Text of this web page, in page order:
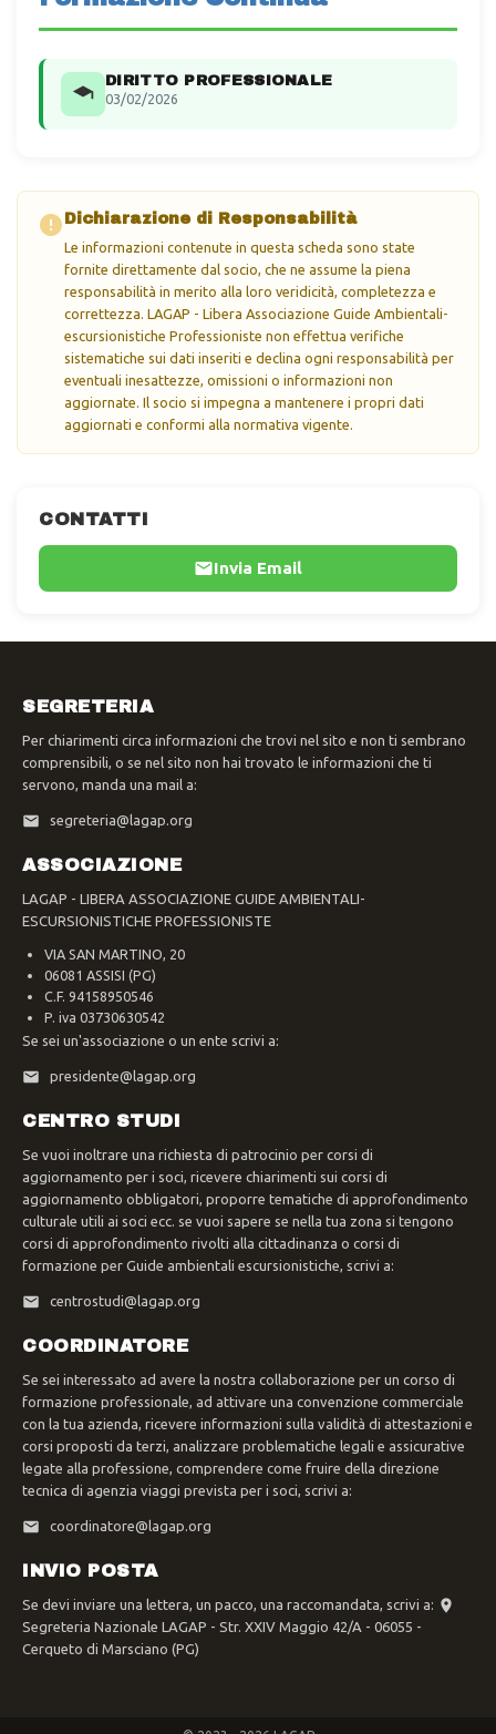
CONTATTI
Invia Email
DIRITTO PROFESSIONALE
03/02/2026
Dichiarazione di Responsabilità
Le informazioni contenute in questa scheda sono state
fornite direttamente dal socio, che ne assume la piena
responsabilità in merito alla loro veridicità, completezza e
correttezza. LAGAP - Libera Associazione Guide Ambientali-
escursionistiche Professioniste non effettua verifiche
sistematiche sui dati inseriti e declina ogni responsabilità per
eventuali inesattezze, omissioni o informazioni non
aggiornate. Il socio si impegna a mantenere i propri dati
aggiornati e conformi alla normativa vigente.
SEGRETERIA
Per chiarimenti circa informazioni che trovi nel sito e non ti sembrano
comprensibili, o se nel sito non hai trovato le informazioni che ti
servono, manda una mail a:
segreteria@lagap.org
ASSOCIAZIONE
LAGAP - LIBERA ASSOCIAZIONE GUIDE AMBIENTALI-
ESCURSIONISTICHE PROFESSIONISTE
VIA SAN MARTINO, 20
06081 ASSISI (PG)
C.F. 94158950546
P. iva 03730630542
Se sei un'associazione o un ente scrivi a:
presidente@lagap.org
CENTRO STUDI
Se vuoi inoltrare una richiesta di patrocinio per corsi di
aggiornamento per i soci, ricevere chiarimenti sui corsi di
aggiornamento obbligatori, proporre tematiche di approfondimento
culturale utili ai soci ecc. se vuoi sapere se nella tua zona si tengono
corsi di approfondimento rivolti alla cittadinanza o corsi di
formazione per Guide ambientali escursionistiche, scrivi a:
centrostudi@lagap.org
COORDINATORE
Se sei interessato ad avere la nostra collaborazione per un corso di
formazione professionale, ad attivare una convenzione commerciale
con la tua azienda, ricevere informazioni sulla validità di attestazioni e
corsi proposti da terzi, analizzare problematiche legali e assicurative
legate alla professione, comprendere come fruire della direzione
tecnica di agenzia viaggi prevista per i soci, scrivi a:
coordinatore@lagap.org
INVIO POSTA
Se devi inviare una lettera, un pacco, una raccomandata, scrivi a:
Segreteria Nazionale LAGAP - Str. XXIV Maggio 42/A - 06055 -
Cerqueto di Marsciano (PG)